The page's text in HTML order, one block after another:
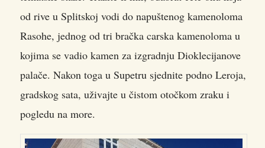
od rive u Splitskoj vodi do napuštenog kamenoloma
Rasohe, jednog od tri bračka carska kamenoloma u
kojima se vadio kamen za izgradnju Dioklecijanove
palače. Nakon toga u Supetru sjednite podno Leroja,
gradskog sata, uživajte u čistom otočkom zraku i
pogledu na more.